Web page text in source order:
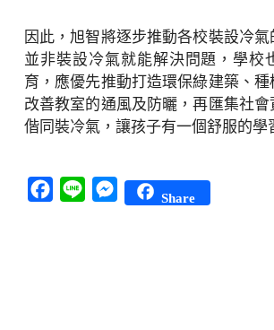
因此，旭智將逐步推動各校裝設冷氣
並非裝設冷氣就能解決問題，學校
育，應優先推動打造環保綠建築、種
改善教室的通風及防曬，再匯集社
偕同裝冷氣，讓孩子有一個舒服的學
Facebook
Line Messenger
Share